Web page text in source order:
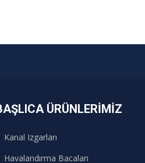
ÜRÜNLERIMIZ
Kanal Izgarları
Havalandırma Bacaları